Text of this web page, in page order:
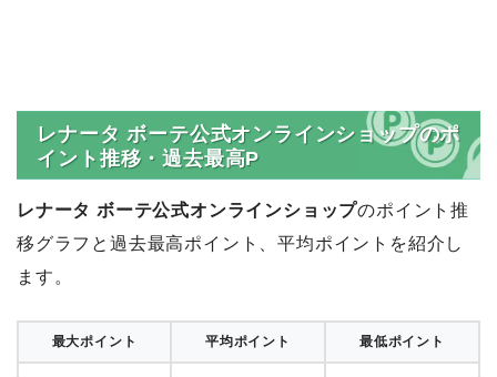
レナータ ボーテ公式オンラインショップのポ
イント推移・過去最高P
レナータ ボーテ公式オンラインショップのポイント推
移グラフと過去最高ポイント、平均ポイントを紹介し
ます。
最大ポイント 平均ポイント 最低ポイント